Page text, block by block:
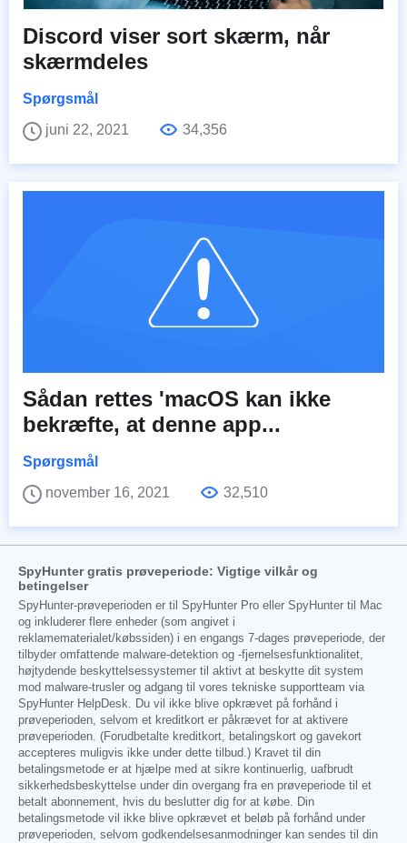
Discord viser sort skærm, når
skærmdeles
Spørgsmål
juni 22, 2021
34,356
Sådan rettes 'macOS kan ikke
bekræfte, at denne app...
Spørgsmål
november 16, 2021
32,510
SpyHunter gratis prøveperiode: Vigtige vilkår og
betingelser
SpyHunter-prøveperioden er til SpyHunter Pro eller SpyHunter til Mac
og inkluderer flere enheder (som angivet i
reklamematerialet/købssiden) i en engangs 7-dages prøveperiode, der
tilbyder omfattende malware-detektion og -fjernelsesfunktionalitet,
højtydende beskyttelsessystemer til aktivt at beskytte dit system
mod malware-trusler og adgang til vores tekniske supportteam via
SpyHunter HelpDesk. Du vil ikke blive opkrævet på forhånd i
prøveperioden, selvom et kreditkort er påkrævet for at aktivere
prøveperioden. (Forudbetalte kreditkort, betalingskort og gavekort
accepteres muligvis ikke under dette tilbud.) Kravet til din
betalingsmetode er at hjælpe med at sikre kontinuerlig, uafbrudt
sikkerhedsbeskyttelse under din overgang fra en prøveperiode til et
betalt abonnement, hvis du beslutter dig for at købe. Din
betalingsmetode vil ikke blive opkrævet et beløb på forhånd under
prøveperioden, selvom godkendelsesanmodninger kan sendes til din